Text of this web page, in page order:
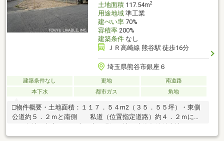
土地面積117.54m2
用途地域準工業
建ぺい率70%
容積率200%
建築条件なし
ＪＲ高崎線 熊谷駅 徒歩16分
埼玉県熊谷市銀座６
建築条件なし 更地
南道路
本下水
都市ガス 角地
□物件概要・土地面積：１１７．５４m2（３５．５５坪）・東側
公道約５．２ｍと南側 私道（位置指定道路）約４．２ｍに面
ざいません・お好きなハウスメーカー等にて建築できます ～